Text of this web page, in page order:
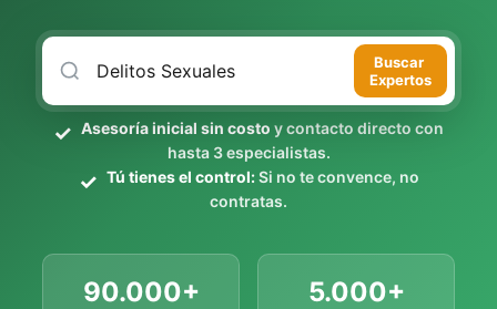
Buscar
Expertos
Asesoría inicial sin costo y contacto directo con
hasta 3 especialistas.
Tú tienes el control:Si no te convence, no
contratas.
90.000+ 5.000+